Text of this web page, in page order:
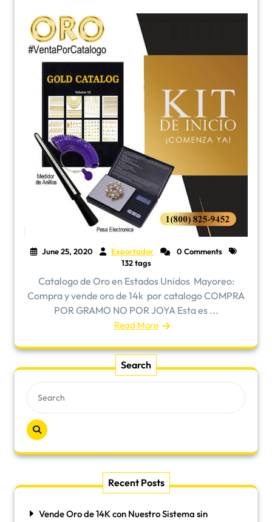
June 25, 2020 Exportador
0 Comments
132 tags
Catalogo de Oro en Estados Unidos ​Mayoreo:
Compra y vende oro de 14k por catalogo COMPRA
POR GRAMO NO POR JOYA Esta es ...
Read More
Search
Recent Posts
Vende Oro de 14K con Nuestro Sistema sin